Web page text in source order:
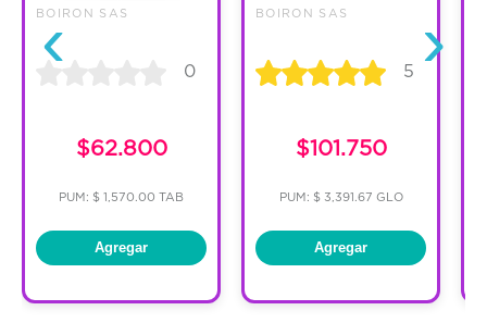
‹
BOIRON SAS
0
$62.800
PUM: $ 1,570.00 TAB
Agregar
BOIRON SAS
5
$101.750
PUM: $ 3,391.67 GLO
Agregar
›